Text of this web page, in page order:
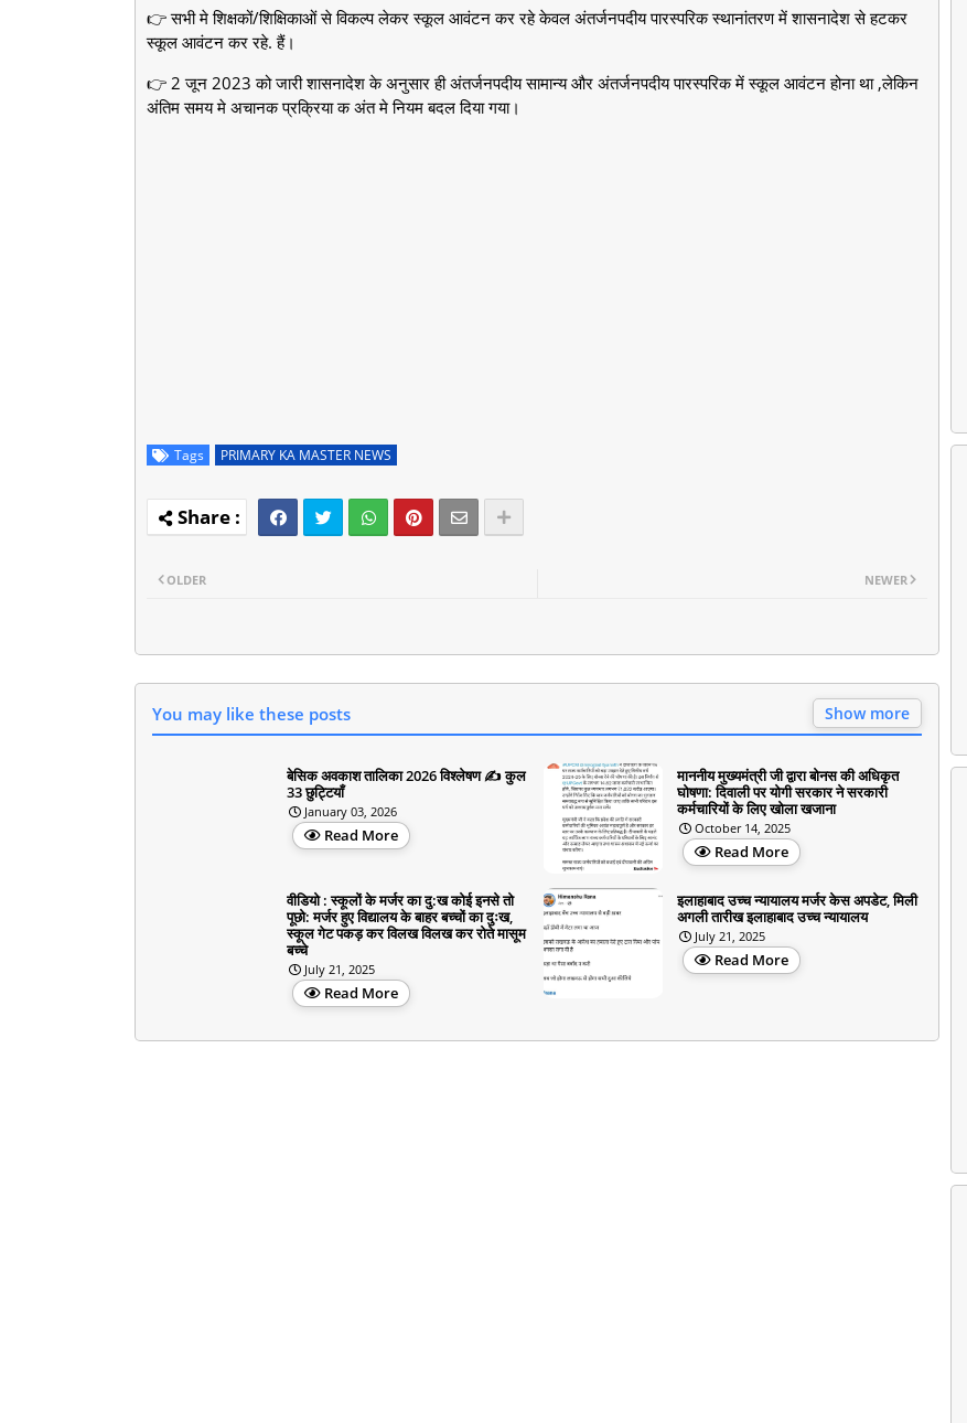
👉 सभी मे शिक्षकों/शिक्षिकाओं से विकल्प लेकर स्कूल आवंटन कर रहे केवल अंतर्जनपदीय पारस्परिक स्थानांतरण में शासनादेश से हटकर
स्कूल आवंटन कर रहे. हैं।
👉 2 जून 2023 को जारी शासनादेश के अनुसार ही अंतर्जनपदीय सामान्य और अंतर्जनपदीय पारस्परिक में स्कूल आवंटन होना था ,लेकिन
अंतिम समय मे अचानक प्रक्रिया क अंत मे नियम बदल दिया गया।
Tags PRIMARY KA MASTER NEWS
NEWER
OLDER
You may like these posts Show more
बेसिक अवकाश तालिका 2026 विश्लेषण ✍️ कुल
33 छुट्टियाँ
January 03, 2026
Read More
माननीय मुख्यमंत्री जी द्वारा बोनस की अधिकृत
घोषणा: दिवाली पर योगी सरकार ने सरकारी
कर्मचारियों के लिए खोला खजाना
October 14, 2025
Read More
वीडियो : स्कूलों के मर्जर का दु:ख कोई इनसे तो
पूछो: मर्जर हुए विद्यालय के बाहर बच्चों का दुःख,
स्कूल गेट पकड़ कर विलख विलख कर रोते मासूम
बच्चे
July 21, 2025
Read More
इलाहाबाद उच्च न्यायालय मर्जर केस अपडेट, मिली
अगली तारीख इलाहाबाद उच्च न्यायालय
July 21, 2025
Read More